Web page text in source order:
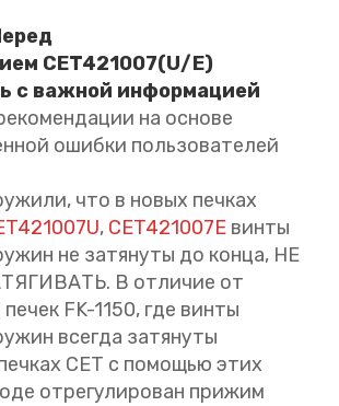
CET421007(U/E)
с важной информацией
на основе
ошибки пользователей
что в новых печках
, CET421007E винты
не затянуты до конца, НЕ
В отличие от
FK-1150, где винты
всегда затянуты
CET с помощью этих
отрегулирован прижим